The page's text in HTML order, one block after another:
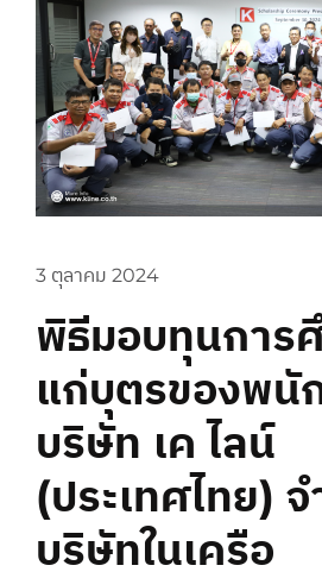
3 ตุลาคม 2024
พิธีมอบทุนการ
แก่บุตรของพนั
บริษัท เค ไลน์
(ประเทศไทย)
บริษัทในเครือ